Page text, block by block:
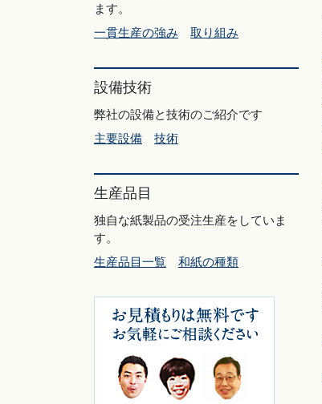
ます。
一貫生産の強み
取り組み
設備技術
弊社の設備と技術のご紹介です
主要設備
技術
生産品目
独自な紙製品の受注生産をしていま
す。
生産品目一覧
和紙の種類